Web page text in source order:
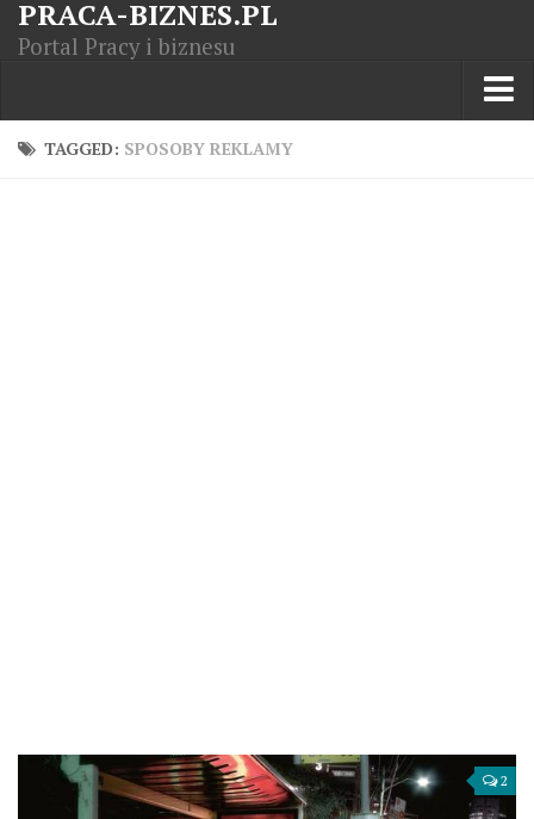
PRACA-BIZNES.PL
Portal Pracy i biznesu
Praca w kraju
TAGGED: SPOSOBY REKLAMY
2